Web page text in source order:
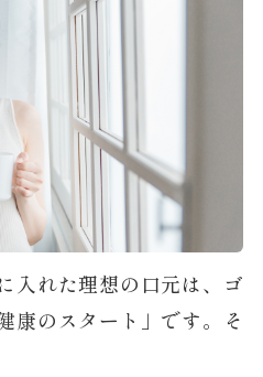
入れた理想の口元は、ゴ
康のスタート」です。そ